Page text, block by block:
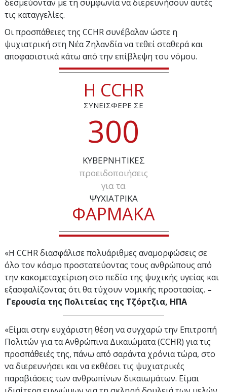
δεσμεύονταν με τη συμφωνία να διερευνήσουν αυτές
τις καταγγελίες.
Οι προσπάθειες της CCHR συνέβαλαν ώστε η
ψυχιατρική στη Νέα Ζηλανδία να τεθεί σταθερά και
αποφασιστικά κάτω από την επίβλεψη του νόμου.
Η CCHR
ΣΥΝΕΙΣΦΕΡΕ ΣΕ
300
ΚΥΒΕΡΝΗΤΙΚΕΣ
προειδοποιήσεις
για τα
ΨΥΧΙΑΤΡΙΚΑ
ΦΑΡΜΑΚΑ
«Η CCHR διασφάλισε πολυάριθμες αναμορφώσεις σε
όλο τον κόσμο προστατεύοντας τους ανθρώπους από
την κακομεταχείριση στο πεδίο της ψυχικής υγείας και
εξασφαλίζοντας ότι θα τύχουν νομικής προστασίας. –
Γερουσία της Πολιτείας της Τζόρτζια, ΗΠΑ
«Είμαι στην ευχάριστη θέση να συγχαρώ την Επιτροπή
Πολιτών για τα Ανθρώπινα Δικαιώματα (CCHR) για τις
προσπάθειές της, πάνω από σαράντα χρόνια τώρα, στο
να διερευνήσει και να εκθέσει τις ψυχιατρικές
παραβιάσεις των ανθρωπίνων δικαιωμάτων. Είμαι